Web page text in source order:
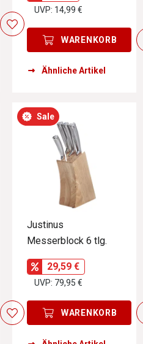
UVP: 14,99 €
WARENKORB
Ähnliche Artikel
Sale
Justinus
Messerblock 6 tlg.
29,59 €
UVP: 79,95 €
WARENKORB